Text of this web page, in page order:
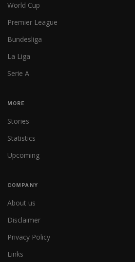
World Cup
Premier League
Bundesliga
La Liga
Serie A
MORE
Stories
Statistics
Upcoming
COMPANY
About us
Disclaimer
Privacy Policy
Links